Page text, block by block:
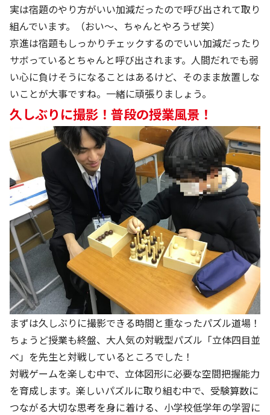
実は宿題のやり方がいい加減だったので呼び出されて取り
組んでいます。（おい～、ちゃんとやろうぜ笑）
京進は宿題もしっかりチェックするのでいい加減だったり
サボっているとちゃんと呼び出されます。人間だれでも弱
い心に負けそうになることはあるけど、そのまま放置しな
いことが大事ですね。一緒に頑張りましょう。
久しぶりに撮影！普段の授業風景！
まずは久しぶりに撮影できる時間と重なったパズル道場！
ちょうど授業も終盤、大人気の対戦型パズル「立体四目並
べ」を先生と対戦しているところでした！
対戦ゲームを楽しむ中で、立体図形に必要な空間把握能力
を育成します。楽しいパズルに取り組む中で、受験算数に
つながる大切な思考を身に着ける、小学校低学年の学習に